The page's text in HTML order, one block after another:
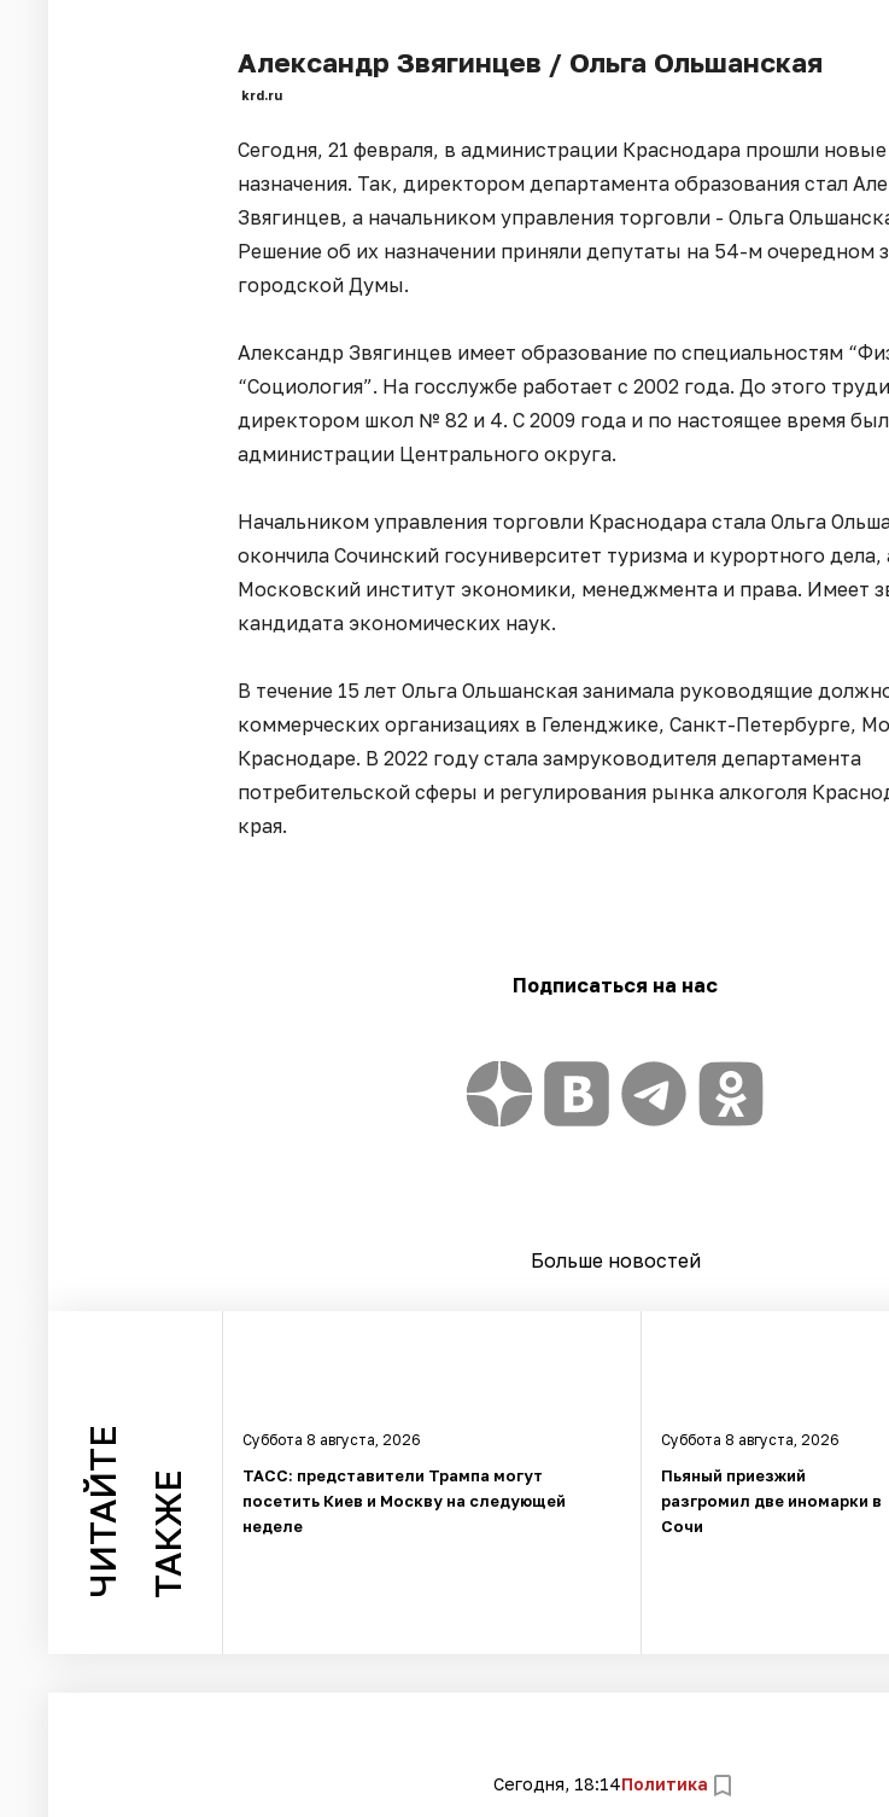
Александр Звягинцев / Ольга Ольшанская
krd.ru
Сегодня, 21 февраля, в администрации Краснодара прошли
назначения. Так, директором департамента образования стал
Звягинцев, а начальником управления торговли - Ольга
Решение об их назначении приняли депутаты на 54-м очередном
городской Думы.
Александр Звягинцев имеет образование по специальностям
“Социология”. На госслужбе работает с 2002 года. До этого
директором школ № 82 и 4. С 2009 года и по настоящее время
администрации Центрального округа.
Начальником управления торговли Краснодара стала Ольга
окончила Сочинский госуниверситет туризма и курортного дела,
Московский институт экономики, менеджмента и права. Имеет
кандидата экономических наук.
В течение 15 лет Ольга Ольшанская занимала руководящие
коммерческих организациях в Геленджике, Санкт-Петербурге,
Краснодаре. В 2022 году стала замруководителя департамента
потребительской сферы и регулирования рынка алкоголя
края.
Подписаться на нас
Больше новостей
ЧИТАЙТЕ ТАКЖЕ
Суббота 8 августа, 2026
ТАСС: представители Трампа могут
посетить Киев и Москву на следующей
неделе
Суббота 8 августа, 2026
Пьяный приезжий
разгромил две иномарки в
Сочи
Сегодня, 18:14Политика